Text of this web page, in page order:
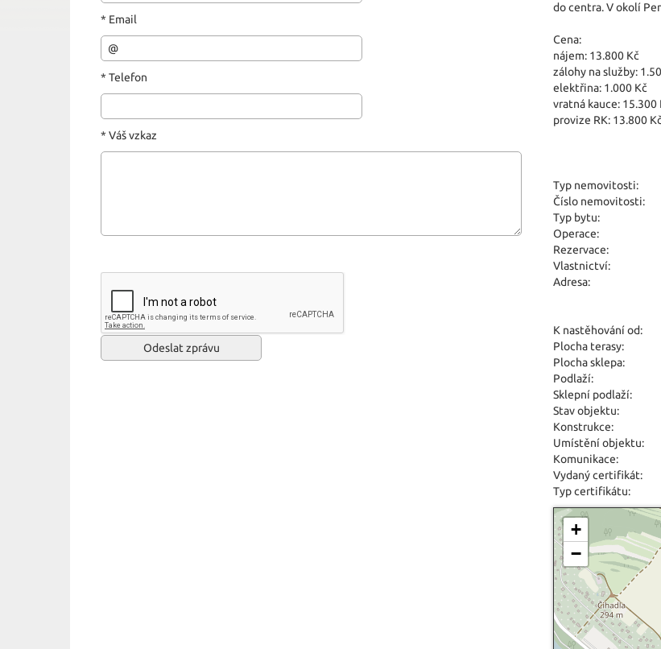
* Email
* Telefon
* Váš vzkaz
do centra. V okolí
Cena:
nájem: 13.800 Kč
zálohy na služby:
elektřina: 1.000 Kč
vratná kauce: 15.300
provize RK: 13.800 Kč
Typ nemovitosti:
Číslo nemovitosti:
Typ bytu:
Operace:
Rezervace:
Vlastnictví:
Adresa:
K nastěhování od:
Plocha terasy:
Plocha sklepa:
Podlaží:
Sklepní podlaží:
Stav objektu:
Konstrukce:
Umístění objektu:
Komunikace:
Vydaný certifikát:
Typ certifikátu:
+
−